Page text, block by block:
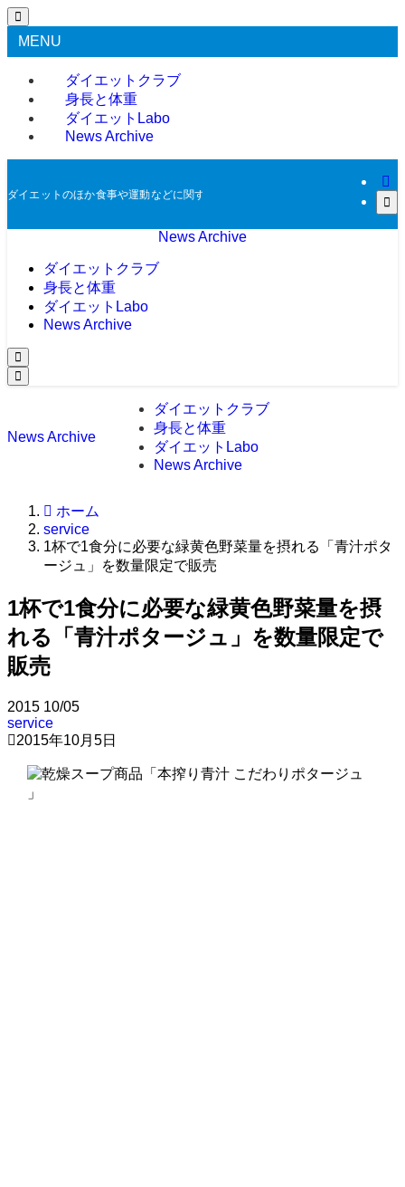
MENU
ダイエットクラブ
身長と体重
ダイエットLabo
News Archive
ダイエットのほか食事や運動などに関する過去のニュースをアーカイブとして
News Archive
ダイエットクラブ
身長と体重
ダイエットLabo
News Archive
News Archive
ダイエットクラブ
身長と体重
ダイエットLabo
News Archive
ホーム
service
1杯で1食分に必要な緑黄色野菜量を摂れる「青汁ポタ
ージュ」を数量限定で販売
1杯で1食分に必要な緑黄色野菜量を摂
れる「青汁ポタージュ」を数量限定で
販売
2015 10/05
service
2015年10月5日